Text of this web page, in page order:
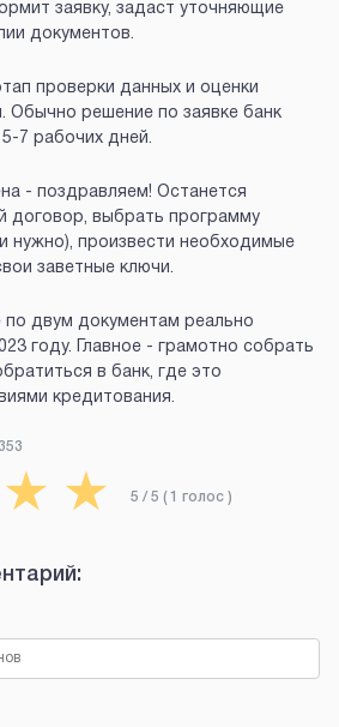
заявку, задаст уточняющие
документов.
проверки данных и оценки
Обычно решение по заявке банк
7 рабочих дней.
- поздравляем! Останется
договор, выбрать программу
нужно), произвести необходимые
заветные ключи.
по двум документам реально
году. Главное - грамотно собрать
в банк, где это
кредитования.
353
★ ★ 5 / 5 ( 1 голос )